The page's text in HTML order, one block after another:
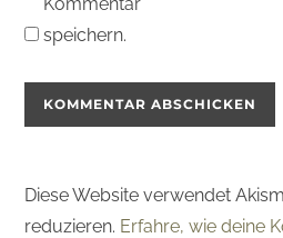
speichern.
Diese Website verwendet
reduzieren. Erfahre, wie deine